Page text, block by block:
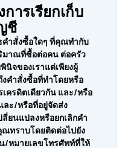
ารเรียกเก็บ
ชี
คำสั่งซื้อใดๆ ที่คุณทำกับ
ริมาณที่ซื้อต่อคน ต่อครัว
นิจของเราแต่เพียงผู้
งคำสั่งซื้อที่ทำโดยหรือ
ครดิตเดียวกัน และ/หรือ
ละ/หรือที่อยู่จัดส่ง
ยนแปลงหรือยกเลิกคำ
ณทราบโดยติดต่อไปยัง
/หมายเลขโทรศัพท์ที่ให้